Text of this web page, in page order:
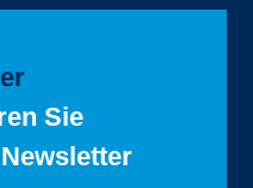
Sie